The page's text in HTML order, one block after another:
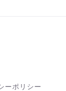
ーポリシー